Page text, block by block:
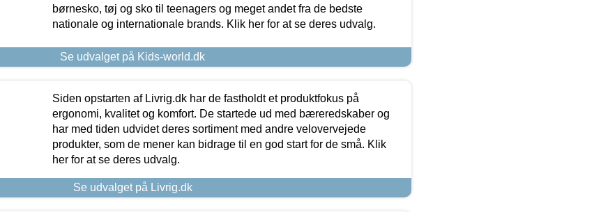
børnesko, tøj og sko til teenagers og meget andet fra de bedste
nationale og internationale brands. Klik her for at se deres udvalg.
Se udvalget på Kids-world.dk
Siden opstarten af Livrig.dk har de fastholdt et produktfokus på
ergonomi, kvalitet og komfort. De startede ud med bæreredskaber og
har med tiden udvidet deres sortiment med andre velovervejede
produkter, som de mener kan bidrage til en god start for de små. Klik
her for at se deres udvalg.
Se udvalget på Livrig.dk